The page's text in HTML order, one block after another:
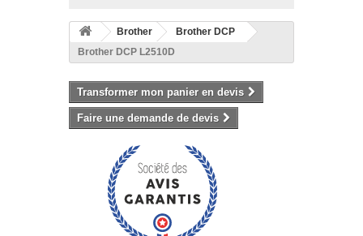
Brother
Brother DCP
Brother DCP L2510D
Transformer mon panier en devis
Faire une demande de devis